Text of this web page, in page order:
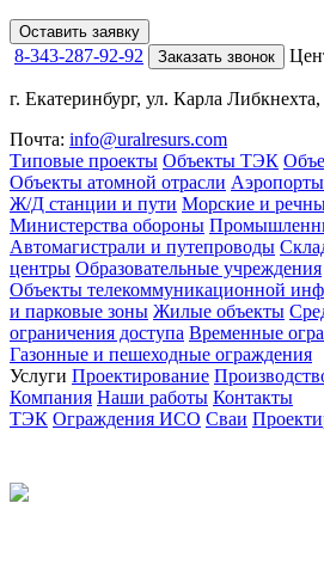
Оставить заявку
8-343-287-92-92 Заказать звонок
г. Екатеринбург, ул. Карла
Почта: info@uralresurs.com
Типовые проекты Объекты ТЭК
Объекты атомной отрасли
Ж/Д станции и пути Морские и
Министерства обороны
Автомагистрали и путепроводы
центры Образовательные учреждения
Объекты телекоммуникационной
и парковые зоны Жилые объекты
ограничения доступа Временные
Газонные и пешеходные ограждения
Услуги Проектирование
Компания Наши работы Контакты
ТЭК Ограждения ИСО Сваи